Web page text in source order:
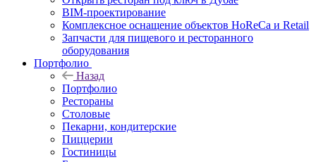
BIM-проектирование
Комплексное оснащение объектов HoReCa и Retail
Запчасти для пищевого и ресторанного
оборудования
Портфолио
Назад
Портфолио
Рестораны
Столовые
Пекарни, кондитерские
Пиццерии
Гостиницы